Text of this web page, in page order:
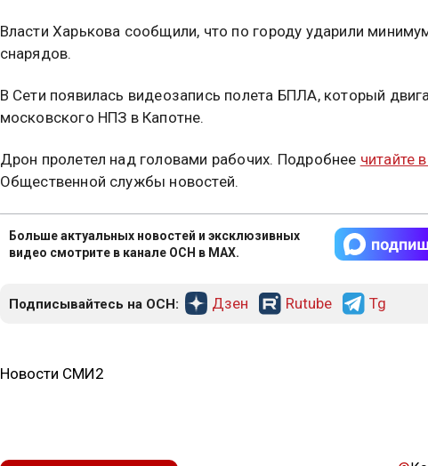
Власти Харькова сообщили, что по городу ударили
снарядов.
В Сети появилась видеозапись полета БПЛА, который
московского НПЗ в Капотне.
Дрон пролетел над головами рабочих. Подробнее читайте
Общественной службы новостей.
Больше актуальных новостей и эксклюзивных
видео смотрите в канале ОСН в MAX.
Подписывайтесь на ОСН: Дзен Rutube Tg
Новости СМИ2